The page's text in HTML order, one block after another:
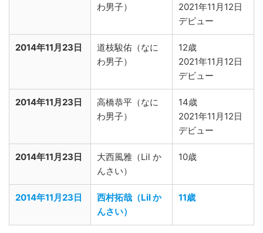
わ男子）
2021年11月12日
デビュー
2014年11月23日
道枝駿佑（なに
わ男子）
12歳
2021年11月12日
デビュー
2014年11月23日
高橋恭平（なに
わ男子）
14歳
2021年11月12日
デビュー
2014年11月23日
大西風雅（Lil か
んさい）
10歳
2014年11月23日
西村拓哉（Lil か
んさい）
11歳